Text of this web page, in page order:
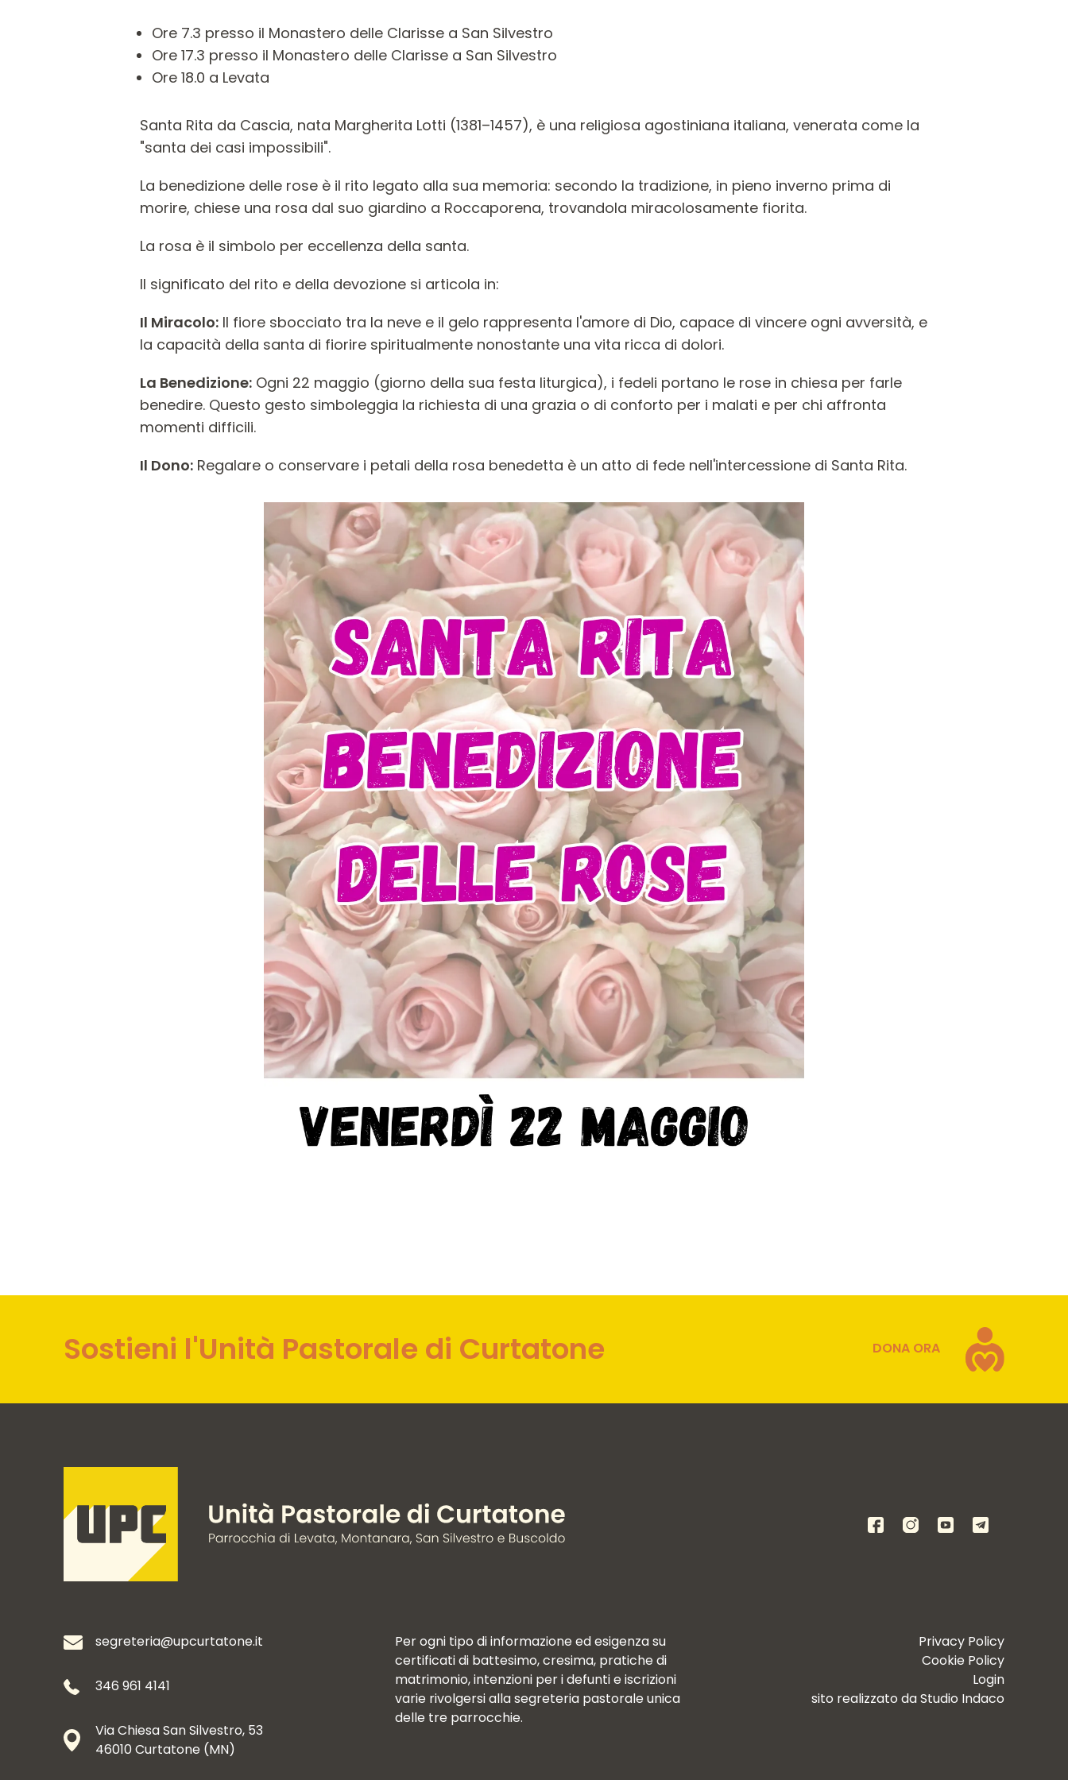
Ore 7.3 presso il Monastero delle Clarisse a San Silvestro
Ore 17.3 presso il Monastero delle Clarisse a San Silvestro
Ore 18.0 a Levata
Santa Rita da Cascia, nata Margherita Lotti (1381–1457), è una religiosa agostiniana italiana, venerata come la
"santa dei casi impossibili".
La benedizione delle rose è il rito legato alla sua memoria: secondo la tradizione, in pieno inverno prima di
morire, chiese una rosa dal suo giardino a Roccaporena, trovandola miracolosamente fiorita.
La rosa è il simbolo per eccellenza della santa.
Il significato del rito e della devozione si articola in:
Il Miracolo: Il fiore sbocciato tra la neve e il gelo rappresenta l'amore di Dio, capace di vincere ogni avversità, e
la capacità della santa di fiorire spiritualmente nonostante una vita ricca di dolori.
La Benedizione: Ogni 22 maggio (giorno della sua festa liturgica), i fedeli portano le rose in chiesa per farle
benedire. Questo gesto simboleggia la richiesta di una grazia o di conforto per i malati e per chi affronta
momenti difficili.
Il Dono: Regalare o conservare i petali della rosa benedetta è un atto di fede nell'intercessione di Santa Rita.
Sostieni l'Unità Pastorale di Curtatone DONA ORA
segreteria@upcurtatone.it
346 961 4141
Via Chiesa San Silvestro, 53
46010 Curtatone (MN)
Per ogni tipo di informazione ed esigenza su
certificati di battesimo, cresima, pratiche di
matrimonio, intenzioni per i defunti e iscrizioni
varie rivolgersi alla segreteria pastorale unica
delle tre parrocchie.
Privacy Policy
Cookie Policy
Login
sito realizzato daStudio Indaco